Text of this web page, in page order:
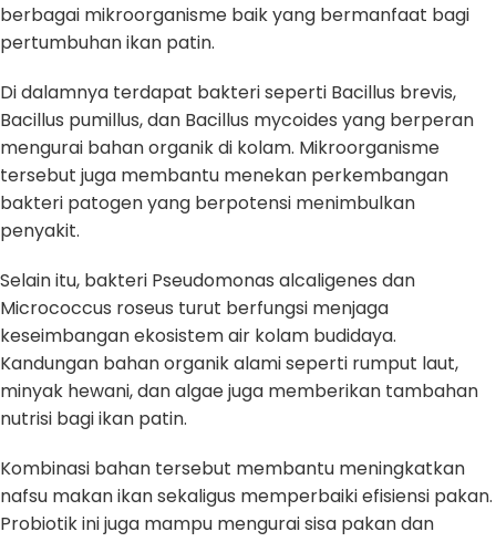
berbagai mikroorganisme baik yang bermanfaat bagi
pertumbuhan ikan patin.
Di dalamnya terdapat bakteri seperti Bacillus brevis,
Bacillus pumillus, dan Bacillus mycoides yang berperan
mengurai bahan organik di kolam. Mikroorganisme
tersebut juga membantu menekan perkembangan
bakteri patogen yang berpotensi menimbulkan
penyakit.
Selain itu, bakteri Pseudomonas alcaligenes dan
Micrococcus roseus turut berfungsi menjaga
keseimbangan ekosistem air kolam budidaya.
Kandungan bahan organik alami seperti rumput laut,
minyak hewani, dan algae juga memberikan tambahan
nutrisi bagi ikan patin.
Kombinasi bahan tersebut membantu meningkatkan
nafsu makan ikan sekaligus memperbaiki efisiensi pakan.
Probiotik ini juga mampu mengurai sisa pakan dan